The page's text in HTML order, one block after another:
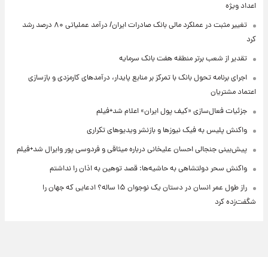
اعداد ویژه
تغییر مثبت در عملکرد مالی بانک صادرات ایران/ درآمد عملیاتی ۸۰ درصد رشد
کرد
تقدیر از شعب برتر منطقه هفت بانک سرمایه
اجرای برنامه تحول بانک با تمرکز بر منابع پایدار، درآمدهای کارمزدی و بازسازی
اعتماد مشتریان
جزئیات فعال‌سازی «کیف پول ایران» اعلام شد+فیلم
واکنش پلیس به فیک نیوزها و بازنشر ویدیوهای تکراری
پیش‌بینی جنجالی احسان علیخانی درباره میثاقی و فردوسی پور وایرال شد+فیلم
واکنش سحر دولتشاهی به حاشیه‌ها: قصد توهین به اذان را نداشتم
راز طول عمر انسان در دستان یک نوجوان ۱۵ ساله؟ ادعایی که جهان را
شگفت‌زده کرد